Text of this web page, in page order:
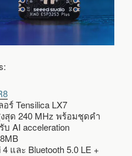
ร์ Tensilica LX7
สุด 240 MHz พร้อมชุดคำ
บ AI acceleration
และ Bluetooth 5.0 LE +